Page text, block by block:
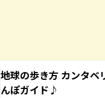
地球の歩き方 カンタベ
んぽガイド♪